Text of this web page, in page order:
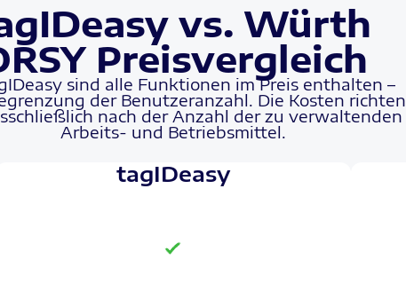
vs. Würth
Preisvergleich
sind alle Funktionen im Preis enthalten –
der Benutzeranzahl. Die Kosten richten
nach der Anzahl der zu verwaltenden
Arbeits- und Betriebsmittel.
tagIDeasy